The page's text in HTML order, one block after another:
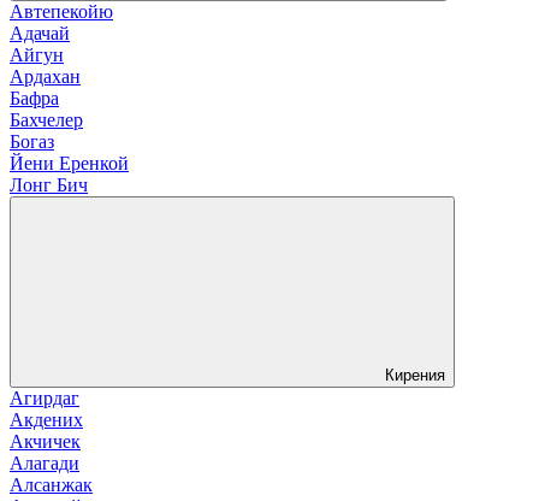
Автепекойю
Адачай
Айгун
Ардахан
Бафра
Бахчелер
Богаз
Йени Еренкой
Лонг Бич
Кирения
Агирдаг
Акдених
Акчичек
Алагади
Алсанжак